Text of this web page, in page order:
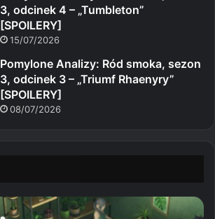
3, odcinek 4 – „Tumbleton”
[SPOILERY]
15/07/2026
Pomylone Analizy: Ród smoka, sezon
3, odcinek 3 – „Triumf Rhaenyry”
[SPOILERY]
08/07/2026